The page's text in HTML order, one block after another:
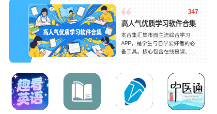
347
高人气优质学习软件合集
本合集汇集市面主流综合学习
APP，是学生与自学爱好者的必
备工具。核心包含在线授课、习
能。软件定位差异明显：校园同
步类适配学龄群体，主打课内巩
固；专项学习类聚焦外语、公
考、职业技能等方向，针对性更
强。支持多端数据同步，学习记